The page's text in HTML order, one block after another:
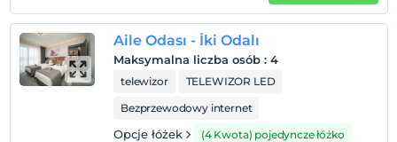
çift kişilik yatak 2+2 veya 4 kişilik konaklama
Aile Odası - İki Odalı
Maksymalna liczba osób : 4
telewizor
TELEWIZOR LED
Bezprzewodowy internet
Opcje łóżek
(4 Kwota) pojedyncze łóżko